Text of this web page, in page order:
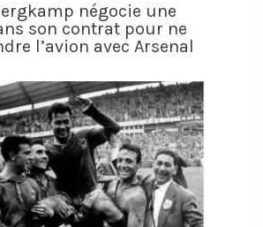
négocie une
son contrat pour ne
l’avion avec Arsenal